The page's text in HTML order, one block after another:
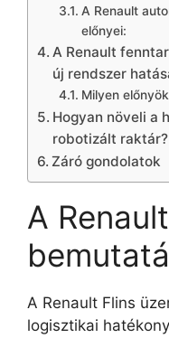
A Renault
előnyei:
A Renault
új rendszer
Milyen
Hogyan növeli a
robotizált raktár?
Záró gondolatok
A
A Renault Flins
logisztikai